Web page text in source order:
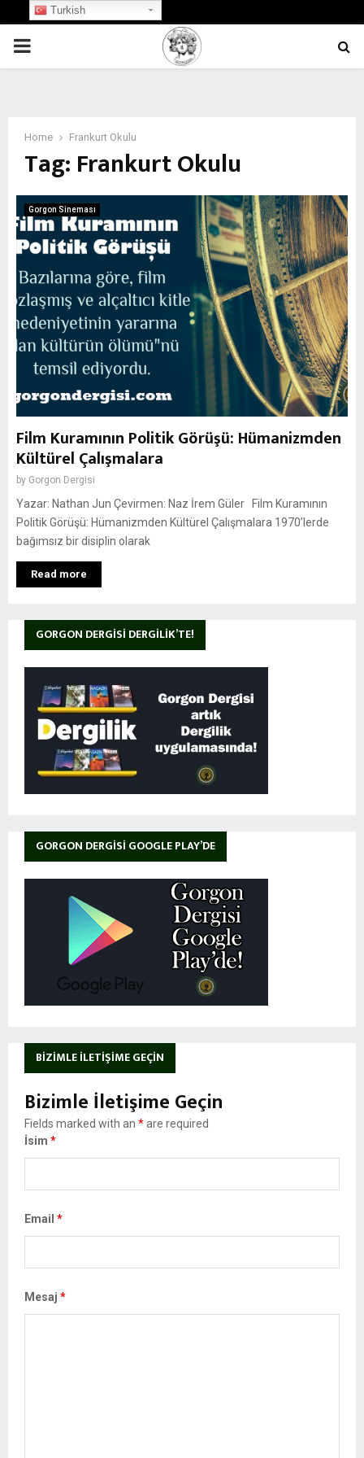
PRIMARY
Home Frankurt Okulu
Tag: Frankurt Okulu
Gorgon Sineması
Film Kuramının Politik Görüşü: Hümanizmden
Kültürel Çalışmalara
by Gorgon Dergisi
Yazar: Nathan Jun Çevirmen: Naz İrem Güler Film Kuramının
Politik Görüşü: Hümanizmden Kültürel Çalışmalara 1970’lerde
bağımsız bir disiplin olarak
Read more
GORGON DERGISI DERGILIK’TE!
GORGON DERGISI GOOGLE PLAY’DE
BIZIMLE İLETIŞIME GEÇIN
Bizimle İletişime Geçin
Fields marked with an *are required
İsim *
Email *
Mesaj *
Turkish